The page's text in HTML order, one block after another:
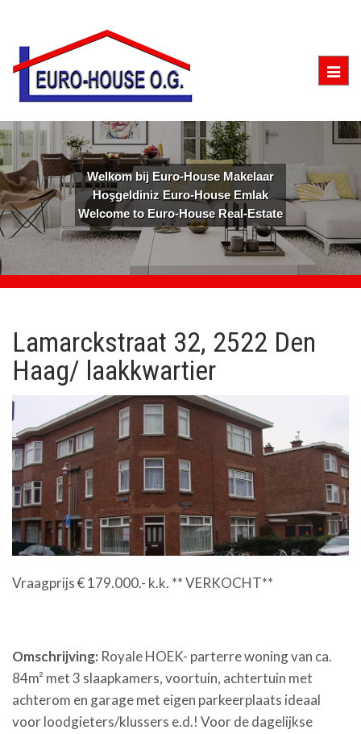
Welkom bij Euro-House Makelaar
Hoşgeldiniz Euro-House Emlak
Welcome to Euro-House Real-Estate
Lamarckstraat 32, 2522 Den
Haag/ laakkwartier
Vraagprijs € 179.000.- k.k. ** VERKOCHT**
Omschrijving: Royale HOEK- parterre woning van ca.
84m² met 3 slaapkamers, voortuin, achtertuin met
achterom en garage met eigen parkeerplaats ideaal
voor loodgieters/klussers e.d.! Voor de dagelijkse